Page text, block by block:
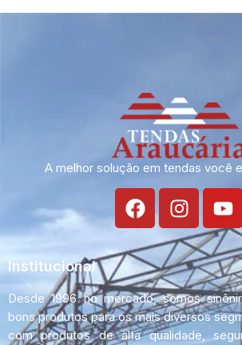
A melhor solução em tendas você
Institucional
Desde 1996 no mercado, somos
bons produtos para os mais diversos
com produtos de alta qualidade,